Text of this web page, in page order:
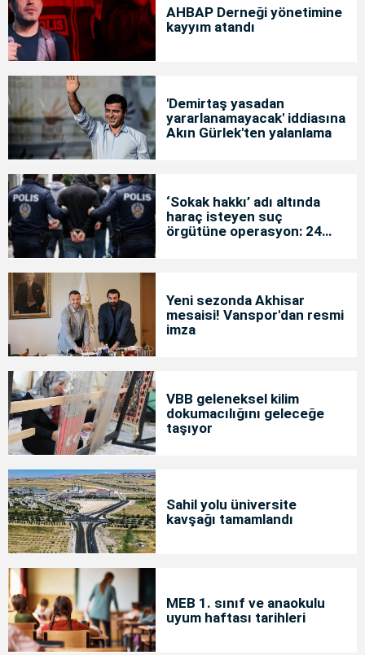
AHBAP Derneği yönetimine
kayyım atandı
'Demirtaş yasadan
yararlanamayacak' iddiasına
Akın Gürlek'ten yalanlama
‘Sokak hakkı’ adı altında
haraç isteyen suç
örgütüne operasyon: 24
Yeni sezonda Akhisar
mesaisi! Vanspor'dan resmi
imza
VBB geleneksel kilim
dokumacılığını geleceğe
taşıyor
Sahil yolu üniversite
kavşağı tamamlandı
MEB 1. sınıf ve anaokulu
uyum haftası tarihleri